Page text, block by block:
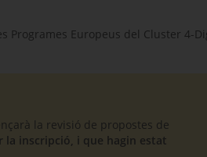
Programes Europeus del Cluster 4-
la revisió de propostes de
la inscripció, i que hagin estat